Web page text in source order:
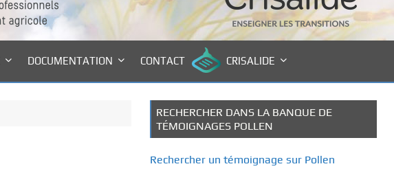
DOCUMENTATION CONTACT CRISALIDE
RECHERCHER DANS LA BANQUE DE
TÉMOIGNAGES POLLEN
Rechercher un témoignage sur Pollen